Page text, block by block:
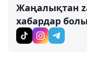
Жаңалықтан
хабардар